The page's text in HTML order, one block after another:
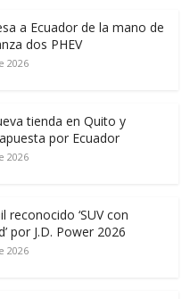
a Ecuador de la mano de
dos PHEV
2026
tienda en Quito y
por Ecuador
2026
reconocido ‘SUV con
por J.D. Power 2026
2026